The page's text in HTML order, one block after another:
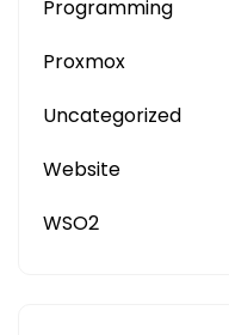
Programming
Proxmox
Uncategorized
Website
WSO2